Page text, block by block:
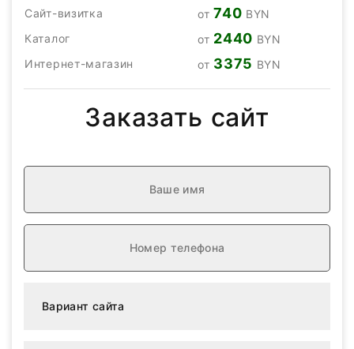
Сайт-визитка
от740 BYN
Каталог
от 2440 BYN
Интернет-магазин
от 3375 BYN
Заказать сайт